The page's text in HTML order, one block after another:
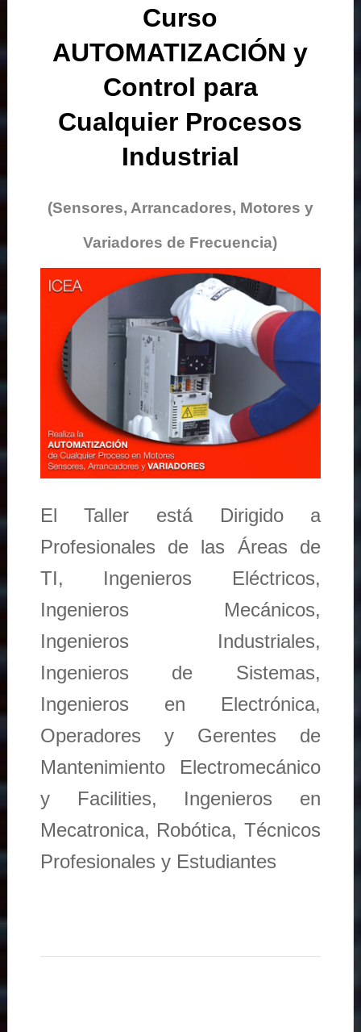
Curso
AUTOMATIZACIÓN y
Control para
Cualquier Procesos
Industrial
(Sensores, Arrancadores, Motores y
Variadores de Frecuencia)
El Taller está Dirigido a
Profesionales de las Áreas de
TI, Ingenieros Eléctricos,
Ingenieros Mecánicos,
Ingenieros Industriales,
Ingenieros de Sistemas,
Ingenieros en Electrónica,
Operadores y Gerentes de
Mantenimiento Electromecánico
y Facilities, Ingenieros en
Mecatronica, Robótica, Técnicos
Profesionales y Estudiantes